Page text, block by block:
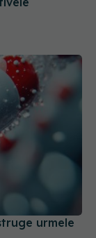
urmele